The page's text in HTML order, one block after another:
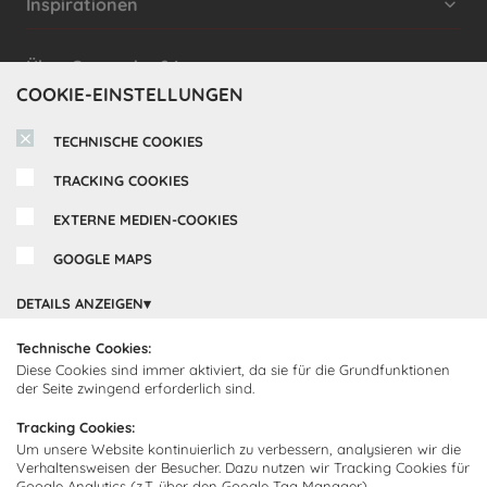
COOKIE-EINSTELLUNGEN
TECHNISCHE COOKIES
TRACKING COOKIES
EXTERNE MEDIEN-COOKIES
GOOGLE MAPS
DETAILS ANZEIGEN
Technische Cookies:
Diese Cookies sind immer aktiviert, da sie für die Grundfunktionen
der Seite zwingend erforderlich sind.
Tracking Cookies:
Um unsere Website kontinuierlich zu verbessern, analysieren wir die
Verhaltensweisen der Besucher. Dazu nutzen wir Tracking Cookies für
Inspirationen
Cocooning24 Küchen
Über Cocooning24
Impressum
FAQ
Kontakt
Kundendienst
Lieferung
Montage
Newsletter abonnieren
Newsletter und empfangen Sie
Ich bin damit einverstanden, dass Cocooning24 mich regelmäßig
Diese Einwilligung kann jederzeit widerrufen werden. Einzelheiten
sind in derDatenschutzrichtliniezu finden.